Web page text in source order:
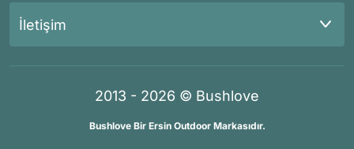
İletişim
2013 - 2026 © Bushlove
Bushlove Bir Ersin Outdoor Markasıdır.